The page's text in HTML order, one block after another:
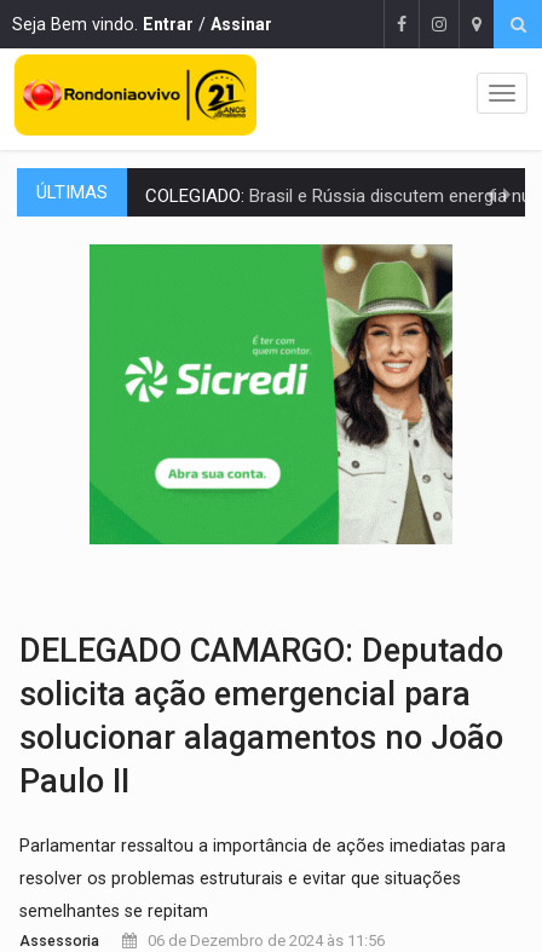
Seja Bem vindo. Entrar / Assinar
ÚLTIMAS COLEGIADO: Brasil e Rússia discutem energia nuclear, defesa e
URGENTE:Colisão entre caminhão e carro deixa quatro mortos e um em
Amazônia Negra ganha projeção nacional com participação de
Porto Velho tem chances de chuvas isoladas nesta
SINDICATOS UNIDOS: Assembleia Geral delibera greve da educação
Rondoniaovivo abre oficina de Comunicação com
AGOSTO LILÁS:MPRO lança de portal e promove reflexão sobre trajetória da
REGULARIZAÇÃO:Refis 2026 segue até o fim do ano para
DELEGADO CAMARGO: Deputado
solicita ação emergencial para
solucionar alagamentos no João
Paulo II
Parlamentar ressaltou a importância de ações imediatas para
resolver os problemas estruturais e evitar que situações
semelhantes se repitam
Assessoria 06 de Dezembro de 2024 às 11:56